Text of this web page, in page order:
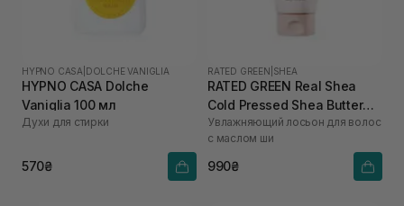
HYPNO CASA DOLCHE VANIGLIA
HYPNO CASA Dolche
Vaniglia 100 мл
Духи для стирки
570₴
RATED GREEN SHEA
RATED GREEN Real Shea
Cold Pressed Shea Butter
Anti-frizz Hydrating Hair
Lotion 150 мл
Увлажняющий лосьон для волос
с маслом ши
990₴